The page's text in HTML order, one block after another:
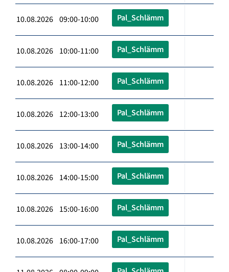
10.08.2026 09:00-10:00 Pal_Schlämm
10.08.2026 10:00-11:00 Pal_Schlämm
10.08.2026 11:00-12:00 Pal_Schlämm
10.08.2026 12:00-13:00 Pal_Schlämm
10.08.2026 13:00-14:00 Pal_Schlämm
10.08.2026 14:00-15:00 Pal_Schlämm
10.08.2026 15:00-16:00 Pal_Schlämm
10.08.2026 16:00-17:00 Pal_Schlämm